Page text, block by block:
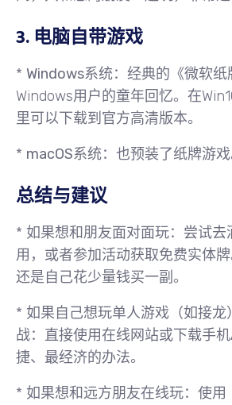
3. 电脑自带游戏
* Windows系统：经典的《微软
Windows用户的童年回忆。在
里可以下载到官方高清版本。
* macOS系统：也预装了纸牌游戏
总结与建议
* 如果想和朋友面对面玩：尝试
用，或者参加活动获取免费实体
还是自己花少量钱买一副。
* 如果自己想玩单人游戏（如接龙
战：直接使用在线网站或下载手
捷、最经济的办法。
* 如果想和远方朋友在线玩：使用